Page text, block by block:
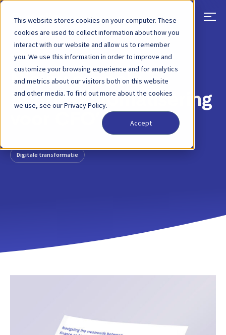
This website stores cookies on your computer. These
cookies are used to collect information about how you
interact with our website and allow us to remember
you. We use this information in order to improve and
customize your browsing experience and for analytics
and metrics about our visitors both on this website
and other media. To find out more about the cookies
we use, see our Privacy Policy.
Accept
TERUG BLOGBERICHT 26 OKTOBER 2018
Nieuw e-book:
Bedrijfsautomatisering
voor CFO’s
Digitale transformatie